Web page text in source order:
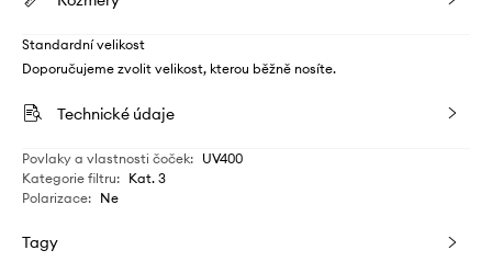
Standardní velikost
Doporučujeme zvolit velikost, kterou běžně nosíte.
Technické údaje
Povlaky a vlastnosti čoček: UV400
Kategorie filtru: Kat. 3
Polarizace: Ne
Tagy